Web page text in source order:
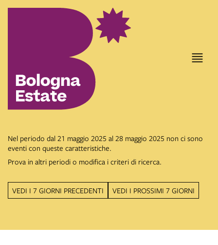
Nel periodo dal 21 maggio 2025 al 28 maggio 2025 non ci sono
eventi con queste caratteristiche.
Prova in altri periodi o modifica i criteri di ricerca.
VEDI I 7 GIORNI PRECEDENTI VEDI I PROSSIMI 7 GIORNI